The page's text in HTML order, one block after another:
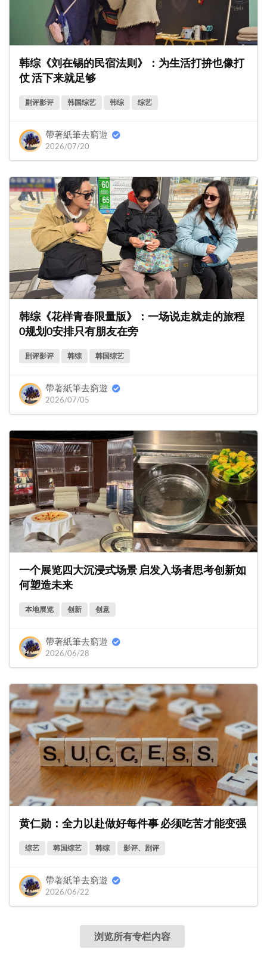
韩综《刘在锡的民宿法则》：为生活打拚也像打
仗 活下来就足够
剧评影评 韩国综艺 韩综 综艺
帶著紙筆去窮遊
2026/07/20
韩综《花样青春限量版》：一场说走就走的旅程
0规划0安排只有朋友在旁
剧评影评 韩综 韩国综艺
帶著紙筆去窮遊
2026/07/05
一个展览四大沉浸式场景 启发入场者思考创新如
何塑造未来
本地展览 创新 创意
帶著紙筆去窮遊
2026/06/28
黄仁勋：全力以赴做好每件事 必须吃苦才能变强
综艺 韩国综艺 韩综 影评、剧评
帶著紙筆去窮遊
2026/06/22
浏览所有专栏内容